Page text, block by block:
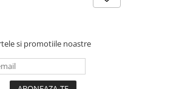
si promotiile noastre